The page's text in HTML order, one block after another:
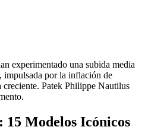
experimentado una subida media
impulsada por la inflación de
creciente. Patek Philippe Nautilus
15 Modelos Icónicos